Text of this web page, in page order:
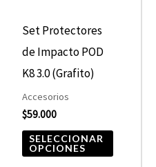
Set Protectores
de Impacto POD
K8 3.0 (Grafito)
Accesorios
$59.000
SELECCIONAR
OPCIONES
la
página